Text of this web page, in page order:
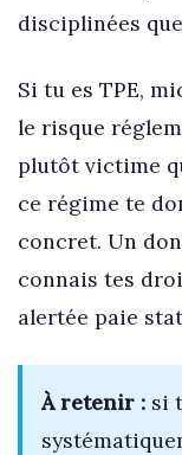
disciplinées
Si tu es TPE,
le risque
plutôt victime
ce régime te
concret. Un
connais tes
alertée paie
À retenir :si